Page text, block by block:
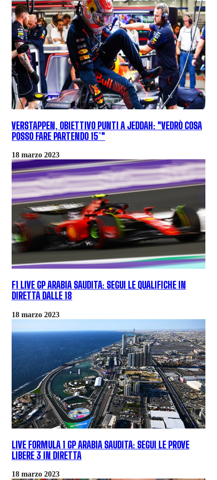
VERSTAPPEN, OBIETTIVO PUNTI A JEDDAH: "VEDRÒ COSA
POSSO FARE PARTENDO 15°"
18 marzo 2023
F1 LIVE GP ARABIA SAUDITA: SEGUI LE QUALIFICHE IN
DIRETTA DALLE 18
18 marzo 2023
LIVE FORMULA 1 GP ARABIA SAUDITA: SEGUI LE PROVE
LIBERE 3 IN DIRETTA
18 marzo 2023